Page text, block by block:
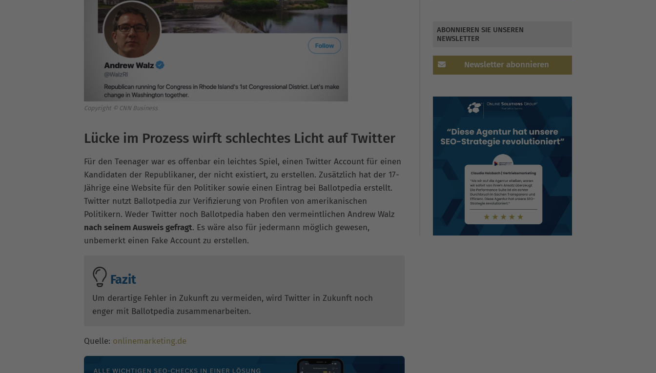
Copyright © CNN Business
Lücke im Prozess wirft schlechtes Licht auf Twitter
Für den Teenager war es offenbar ein leichtes Spiel, einen Twitter Account für einen
Kandidaten der Republikaner, der nicht existiert, zu erstellen. Zusätzlich hat der 17-
Jährige eine Website für den Politiker sowie einen Eintrag bei Ballotpedia erstellt.
Twitter nutzt Ballotpedia zur Verifizierung von Profilen von amerikanischen
Politikern. Weder Twitter noch Ballotpedia haben den vermeintlichen Andrew Walz
nach seinem Ausweis gefragt. Es wäre also für jedermann möglich gewesen,
unbemerkt einen Fake Account zu erstellen.
Fazit
Um derartige Fehler in Zukunft zu vermeiden, wird Twitter in Zukunft noch
enger mit Ballotpedia zusammenarbeiten.
Quelle: onlinemarketing.de
ABONNIEREN SIE UNSEREN
NEWSLETTER
Newsletter abonnieren